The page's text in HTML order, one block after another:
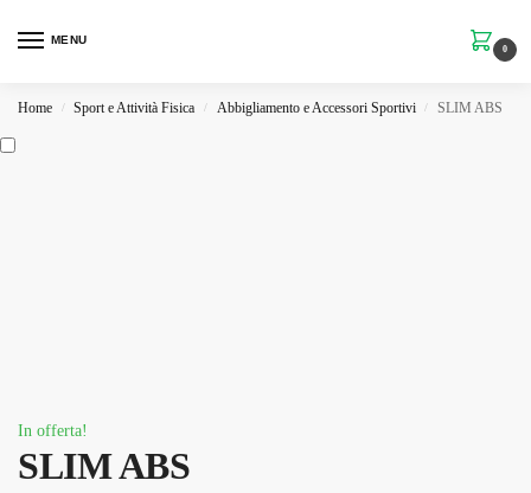
MENU
0
Home / Sport e Attività Fisica / Abbigliamento e Accessori Sportivi / SLIM ABS
In offerta!
SLIM ABS